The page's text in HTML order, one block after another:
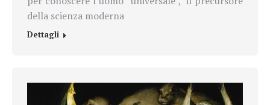
della scienza moderna
Dettagli